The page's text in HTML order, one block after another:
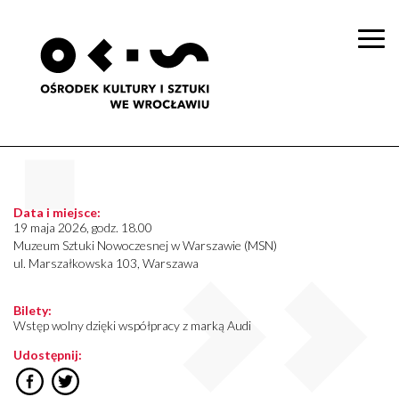
Data i miejsce:
19 maja 2026, godz. 18.00
Muzeum Sztuki Nowoczesnej w Warszawie (MSN)
ul. Marszałkowska 103, Warszawa
Bilety:
Wstęp wolny dzięki współpracy z marką Audi
Udostępnij: